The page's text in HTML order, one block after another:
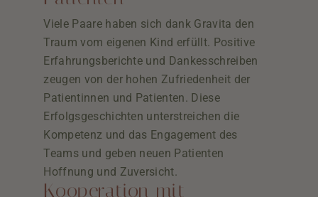
Viele Paare haben sich dank Gravita den
Traum vom eigenen Kind erfüllt. Positive
Erfahrungsberichte und Dankesschreiben
zeugen von der hohen Zufriedenheit der
Patientinnen und Patienten. Diese
Erfolgsgeschichten unterstreichen die
Kompetenz und das Engagement des
Teams und geben neuen Patienten
Hoffnung und Zuversicht.
Kooperation mit